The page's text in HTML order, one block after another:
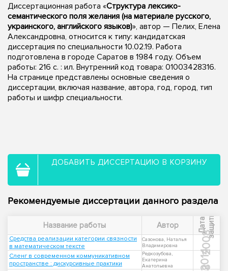
Диссертационная работа «Структура лексико-
семантического поля желания (на материале русского,
украинского, английского языков)», автор — Пелих, Елена
Александровна, относится к типу: кандидатская
диссертация по специальности 10.02.19. Работа
подготовлена в городе Саратов в 1984 году. Объем
работы: 216 c. : ил. Внутренний код товара: 01003428316.
На странице представлены основные сведения о
диссертации, включая название, автора, год, город, тип
работы и шифр специальности.
ДОБАВИТЬ ДИССЕРТАЦИЮ В КОРЗИНУ
Рекомендуемые диссертации данного раздела
Название работы Автор Д
а
т
а
з
а
щ
и
ты
Средства реализации категории связности
в математическом тексте
Сазонова, Наталья
Владимировна
2008
Сленг в современном коммуникативном
пространстве : дискурсивные практики
Редкозубова,
Екатерина
Анатольевна
2014